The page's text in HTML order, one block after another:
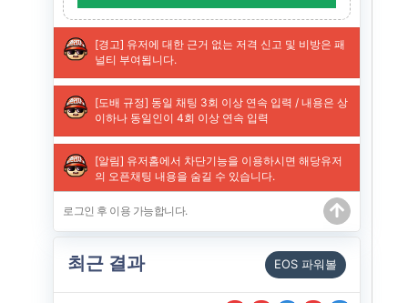
최근 결과 EOS 파워볼